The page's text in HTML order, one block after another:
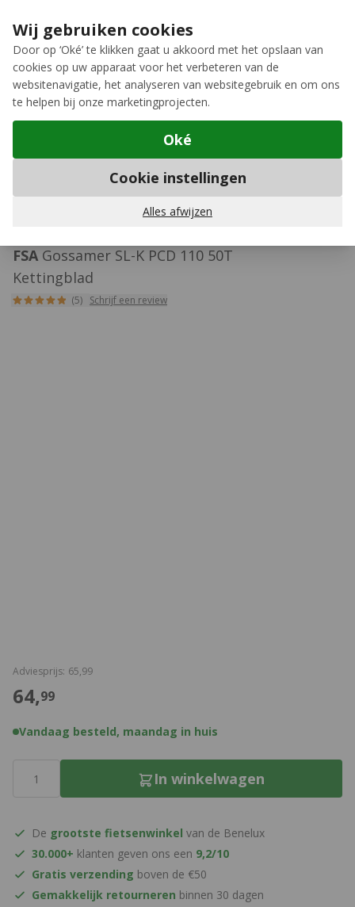
Wij gebruiken cookies
Door op ‘Oké’ te klikken gaat u akkoord met het opslaan van
cookies op uw apparaat voor het verbeteren van de
websitenavigatie, het analyseren van websitegebruik en om ons
te helpen bij onze marketingprojecten.
Oké
Cookie instellingen
Alles afwijzen
Meer keuze, meer plezier
12GO Biking
10-speed kettingbladen
Adviesprijs: €
65,99
€
64,99
Vandaag besteld, maandag in huis
In winkelwagen
De grootste fietsenwinkel van de Benelux
30.000+ klanten geven ons een 9,2/10
Gratis verzending boven de €50
Gemakkelijk retourneren binnen 30 dagen
FSA Gossamer SL-K PCD 110 50T
Kettingblad
(5) Schrijf een review